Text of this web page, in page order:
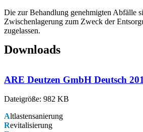
Die zur Behandlung genehmigten Abfälle
Zwischenlagerung zum Zweck der
zugelassen.
Downloads
ARE Deutzen GmbH Deutsch
Dateigröße: 982 KB
Altlastensanierung
Revitalisierung